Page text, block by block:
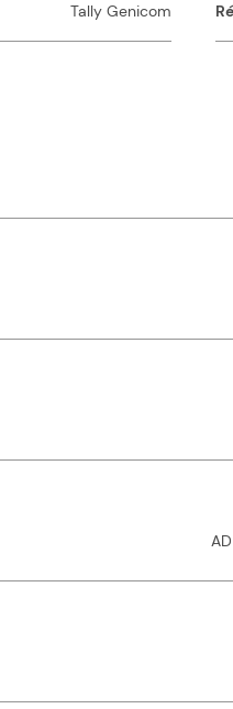
Tally Genicom